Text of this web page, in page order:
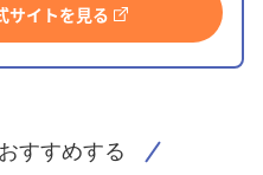
サイトを見る
すすめする